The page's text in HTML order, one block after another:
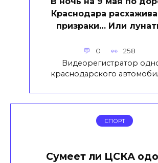
Краснодара
призраки… Или
0 258
Видеорегистратор
краснодарского
СПОРТ
Сумеет ли ЦСКА